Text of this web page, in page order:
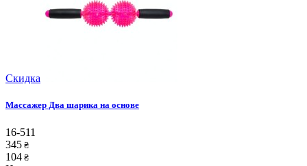
Скидка
Массажер Два шарика на основе
16-511
345 ₴
104 ₴